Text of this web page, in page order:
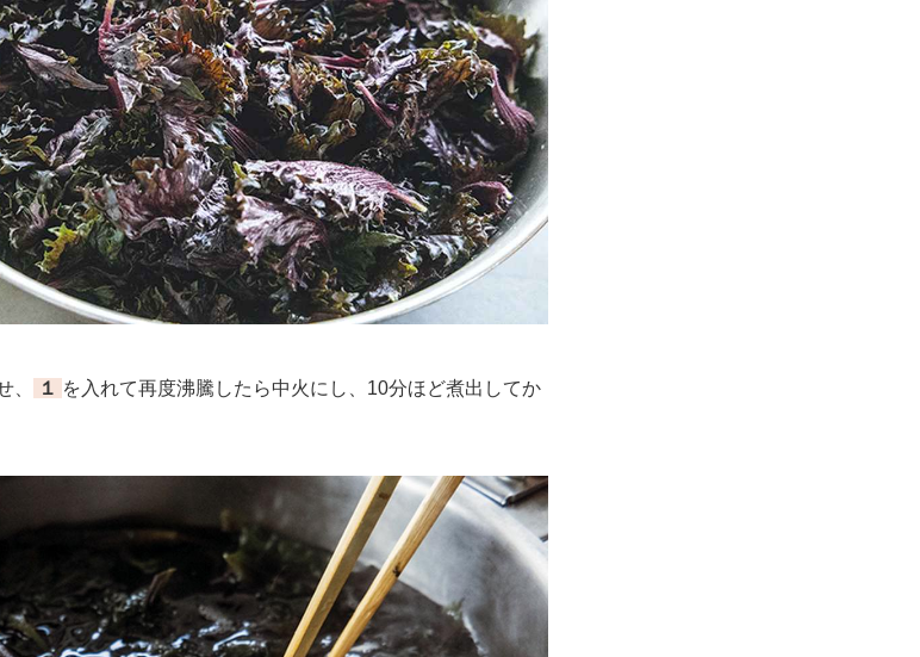
、 １ を入れて再度沸騰したら中火にし、10分ほど煮出してか